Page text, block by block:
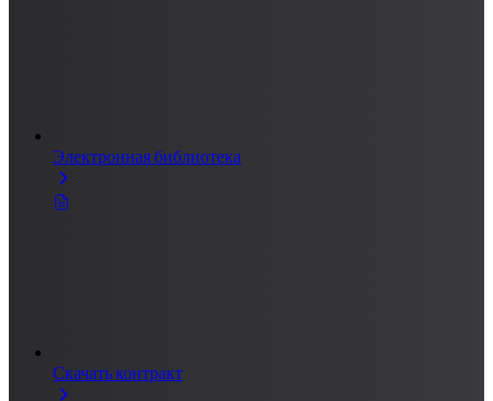
Электронная библиотека
Скачать контракт